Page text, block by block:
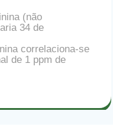
(não
34 de
correlaciona-se
de 1 ppm de